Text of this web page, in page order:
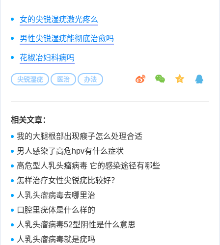
女的尖锐湿疣激光疼么
男性尖锐湿疣能彻底治愈吗
花椒冶妇科病吗
尖锐湿疣 医治 办法
相关文章：
我的大腿根部出现瘊子怎么处理合适
男人感染了高危hpv有什么症状
高危型人乳头瘤病毒 它的感染途径有哪些
怎样治疗女性尖锐疣比较好？
人乳头瘤病毒去哪里治
口腔里疣体是什么样的
人乳头瘤病毒52型阴性是什么意思
人乳头瘤病毒就是疣吗